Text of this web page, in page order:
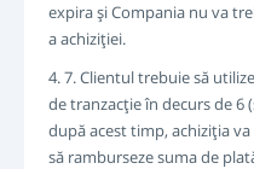
expira şi Compania nu va
a achiziţiei.
4. 7. Clientul trebuie să
de tranzacţie în decurs de 6
după acest timp, achiziţia
să ramburseze suma de